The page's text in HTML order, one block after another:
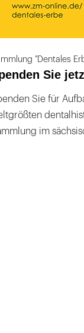
"Dentales
Sie
Sie für
im